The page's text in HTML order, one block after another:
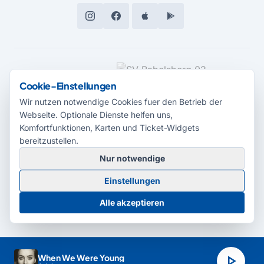
When We Were Young
MEDIENPARTNER
© 2026 Radio Potsdam. Webseite entwickelt durch dieMedienagentur
Babelsberg
BarrierefreiheitserklärungAGBDatenschutzImpressum
Cookie-Einstellungen
Cookie-Einstellungen
Wir nutzen notwendige Cookies fuer den Betrieb der
Webseite. Optionale Dienste helfen uns,
Komfortfunktionen, Karten und Ticket-Widgets
bereitzustellen.
Nur notwendige
Einstellungen
Alle akzeptieren